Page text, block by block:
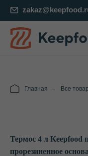
zakaz@keepfood.ru
Главная → Все
Термос 4 л
прорезиненное